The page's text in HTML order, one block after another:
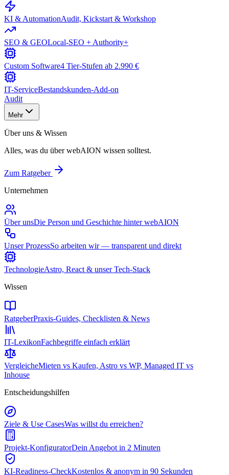
KI & AutomationAudit, Kickstart & Workshop
SEO & GEOLocal-SEO + Authority+
Custom Software4 Tier-Stufen ab 2.990 €
IT-ServiceBestandskunden-Add-on
Audit
Mehr
Über uns & Wissen
Alles, was du über webAION wissen solltest.
Zum Ratgeber
Unternehmen
Über unsDie Person und Geschichte hinter webAION
Unser ProzessSo arbeiten wir — transparent und direkt
TechnologieAstro, React & unser Tech-Stack
Wissen
RatgeberPraxis-Guides, Checklisten & News
IT-LexikonFachbegriffe einfach erklärt
VergleicheMieten vs Kaufen, Astro vs WP, Managed IT vs
Inhouse
Entscheidungshilfen
Ziele & Use CasesWas willst du erreichen?
Projekt-KonfiguratorDein Angebot in 2 Minuten
KI-Readiness-CheckKostenlos & anonym in 90 Sekunden